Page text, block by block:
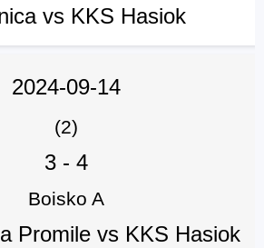
vs KKS Hasiok
2024-09-14
(2)
3 - 4
Boisko A
Promile vs KKS Hasiok